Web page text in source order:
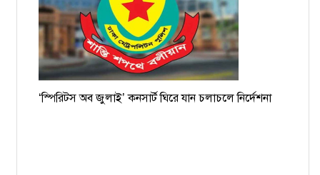
‘স্পিরিটস অব জুলাই’ কনসার্ট ঘিরে যান চলাচলে নির্দেশনা